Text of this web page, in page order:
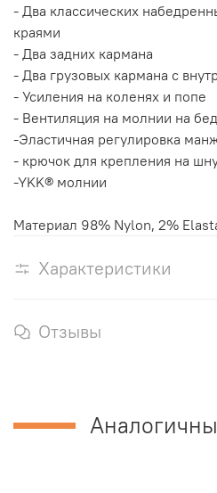
- Два классических
краями
- Два задних кармана
- Два грузовых кармана с
- Усиления на коленях и попе
- Вентиляция на молнии на
-Эластичная регулировка
- крючок для крепления на
-YKK® молнии
Материал 98% Nylon, 2%
Характеристики
Отзывы